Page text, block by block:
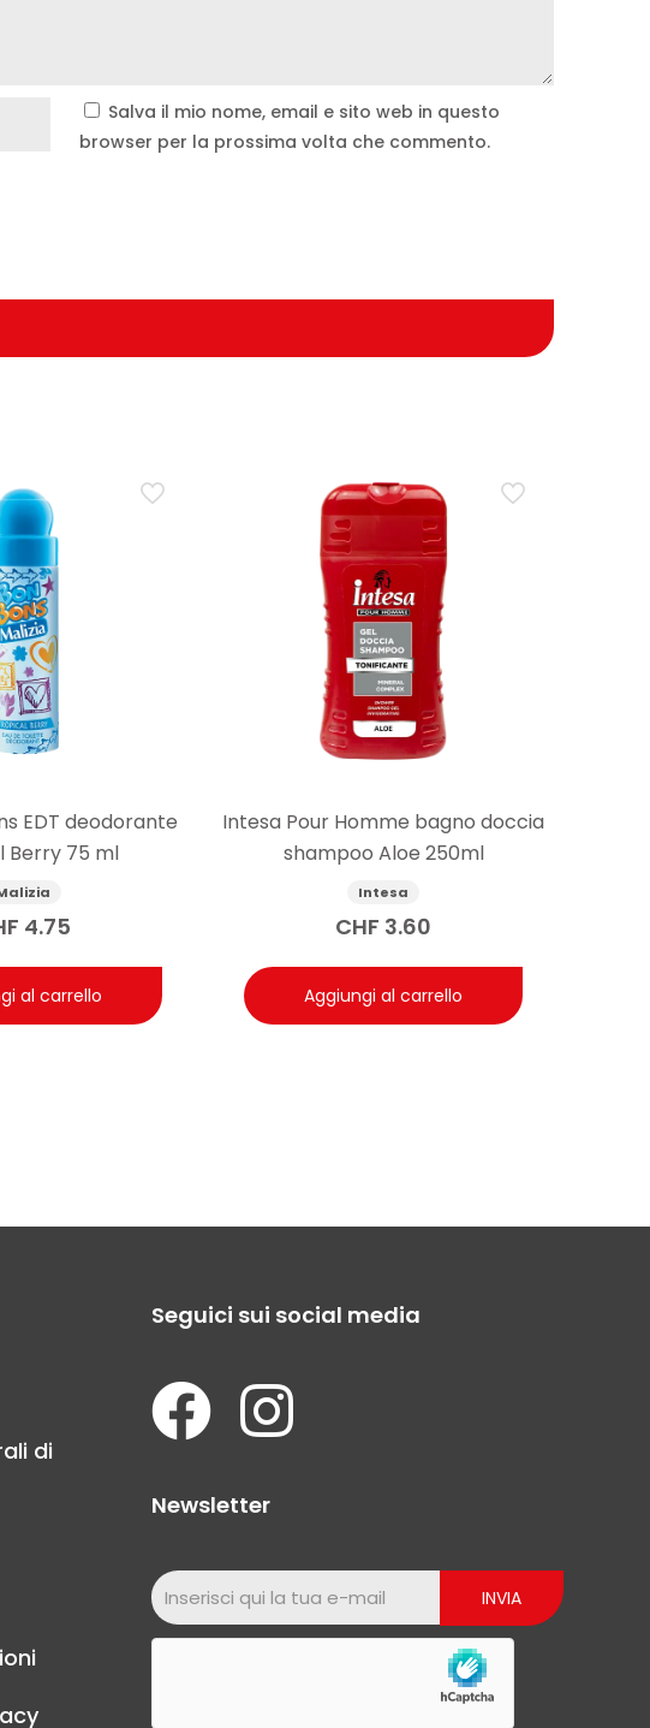
Salva il mio nome, email e sito web in questo
browser per la prossima volta che commento.
EDT deodorante
Berry 75 ml
4.75
al carrello
Intesa Pour Homme bagno doccia
shampoo Aloe 250ml
Intesa
CHF 3.60
Aggiungi al carrello
di
Seguici sui social media
Newsletter